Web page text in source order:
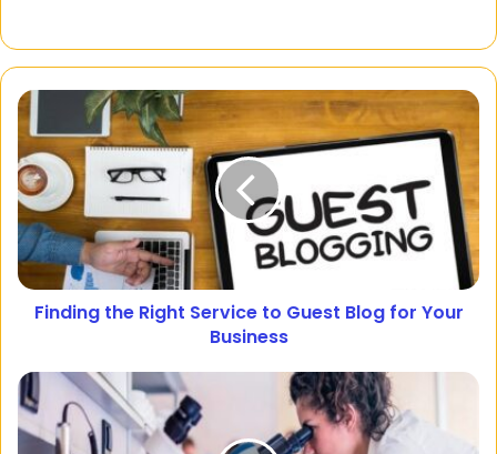
Finding the Right Service to Guest Blog for Your
Business